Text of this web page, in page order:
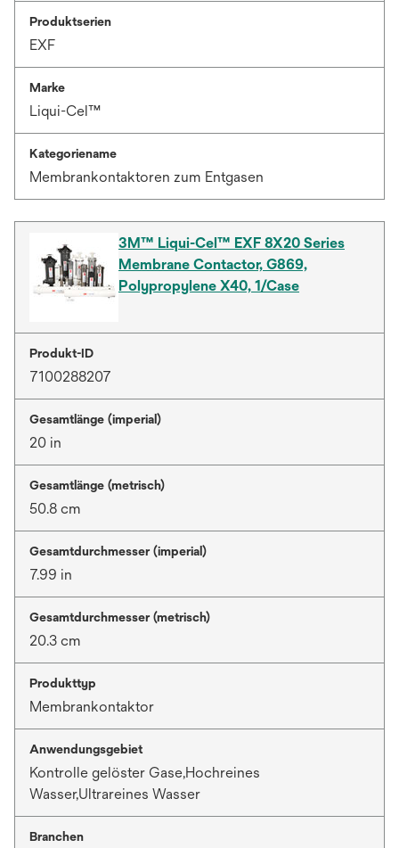
Produktserien
EXF
Marke
Liqui-Cel™
Kategoriename
Membrankontaktoren zum Entgasen
3M™ Liqui-Cel™ EXF 8X20 Series
Membrane Contactor, G869,
Polypropylene X40, 1/Case
Produkt-ID
7100288207
Gesamtlänge (imperial)
20 in
Gesamtlänge (metrisch)
50.8 cm
Gesamtdurchmesser (imperial)
7.99 in
Gesamtdurchmesser (metrisch)
20.3 cm
Produkttyp
Membrankontaktor
Anwendungsgebiet
Kontrolle gelöster Gase,Hochreines
Wasser,Ultrareines Wasser
Branchen